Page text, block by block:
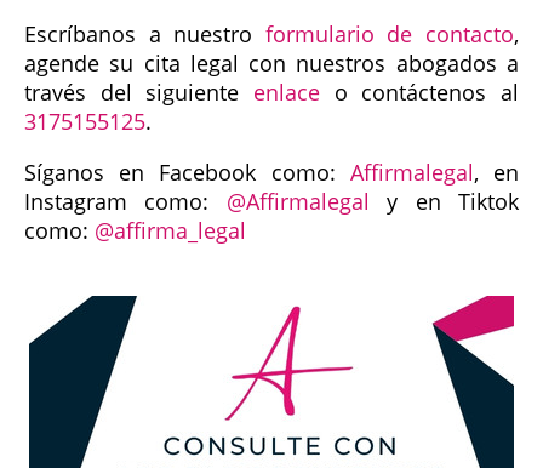
Escríbanos a nuestro formulario de contacto,
agende su cita legal con nuestros abogados a
través del siguiente enlace o contáctenos al
3175155125.
Síganos en Facebook como: Affirmalegal, en
Instagram como: @Affirmalegal y en Tiktok
como: @affirma_legal